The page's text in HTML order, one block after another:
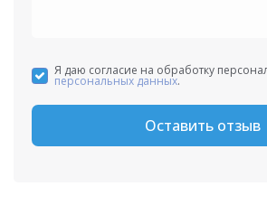
Я даю согласие на обработку
персональных данных.
Оставить отзыв